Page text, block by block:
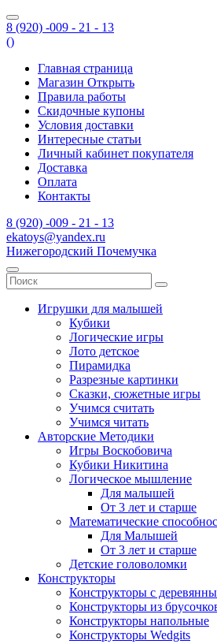
8 (920) -009 - 21 - 13
()
Главная страница
Магазин Открыть
Правила работы
Скидочные купоны
Условия доставки
Интересные статьи
Личный кабинет покупателя
Доставка
Оплата
Контакты
8 (920) -009 - 21 - 13
ekatoys@yandex.ru
Нижегородский Почемучка
Игрушки для малышей
Кубики
Логические игры
Лото детское
Пирамидка
Разрезные картинки
Сказки, сюжетные игры
Учимся считать
Учимся читать
Авторские Методики
Игры Воскобовича
Кубики Никитина
Логическое мышление
Для малышей
От 3 лет и старше
Математические
Для Малышей
От 3 лет и старше
Детские головоломки
Конструкторы
Конструкторы с
Конструкторы из
Конструкторы напольные
Конструкторы Wedgits